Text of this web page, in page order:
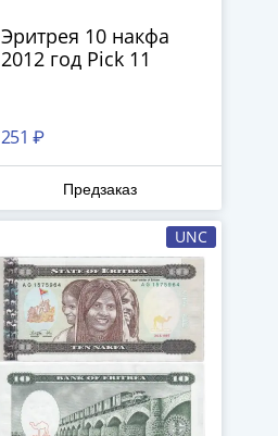
Эритрея 10 накфа
2012 год Pick 11
251 ₽
Предзаказ
UNC